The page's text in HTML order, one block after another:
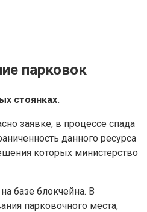
парковок
стоянках.
заявке, в процессе спада
данного ресурса
которых министерство
базе блокчейна. В
парковочного места,